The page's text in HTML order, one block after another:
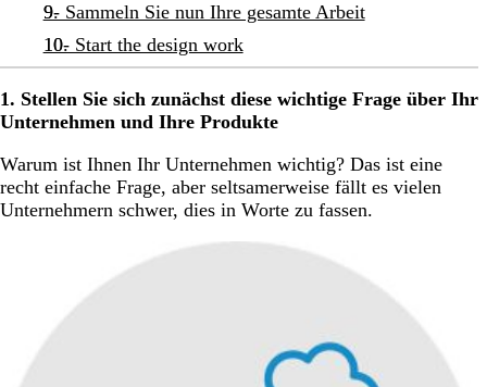
9- Sammeln Sie nun Ihre gesamte Arbeit
10- Start the design work
1. Stellen Sie sich zunächst diese wichtige Frage über Ihr
Unternehmen und Ihre Produkte
Warum ist Ihnen Ihr Unternehmen wichtig? Das ist eine
recht einfache Frage, aber seltsamerweise fällt es vielen
Unternehmern schwer, dies in Worte zu fassen.